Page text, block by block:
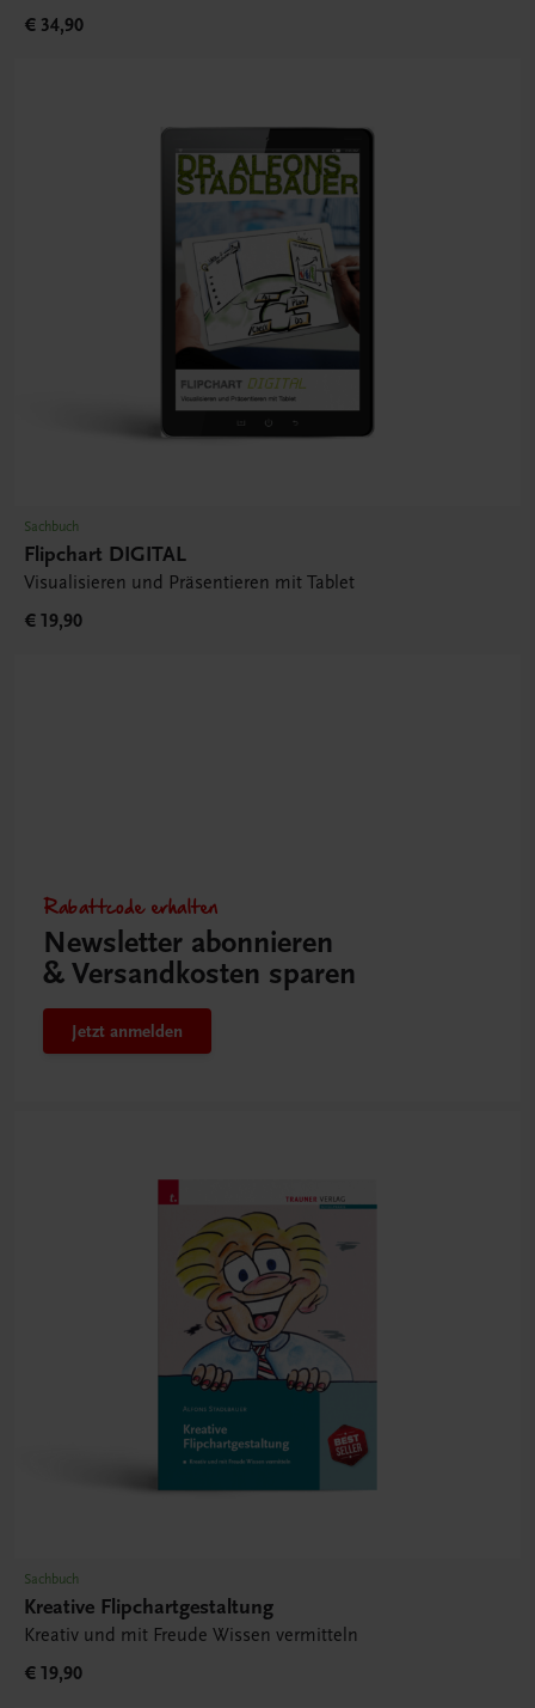
€ 34,90
Sachbuch
Flipchart DIGITAL
Visualisieren und Präsentieren mit Tablet
€ 19,90
Rabattcode erhalten
Newsletter abonnieren
& Versandkosten sparen
Jetzt anmelden
Sachbuch
Kreative Flipchartgestaltung
Kreativ und mit Freude Wissen vermitteln
€ 19,90